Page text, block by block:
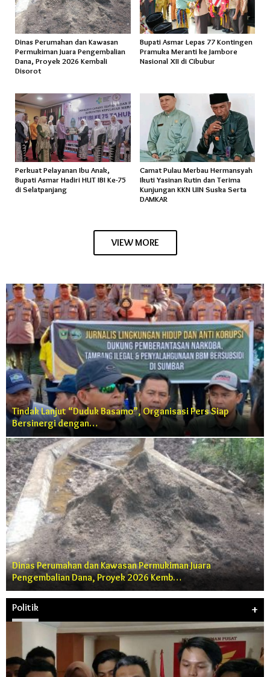
Dinas Perumahan dan Kawasan
Permukiman Juara Pengembalian
Dana, Proyek 2026 Kembali
Disorot
Bupati Asmar Lepas 77 Kontingen
Pramuka Meranti ke Jambore
Nasional XII di Cibubur
Perkuat Pelayanan Ibu Anak,
Bupati Asmar Hadiri HUT IBI Ke-75
di Selatpanjang
Camat Pulau Merbau Hermansyah
Ikuti Yasinan Rutin dan Terima
Kunjungan KKN UIN Suska Serta
DAMKAR
VIEW MORE
Tindak Lanjut “Duduk Basamo”, Organisasi Pers Siap
Bersinergi dengan…
Dinas Perumahan dan Kawasan Permukiman Juara
Pengembalian Dana, Proyek 2026 Kemb…
Politik +